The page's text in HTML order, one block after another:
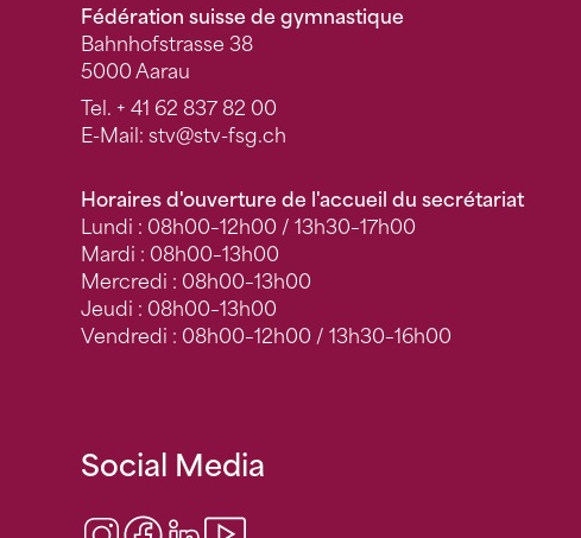
Fédération suisse de gymnastique
Bahnhofstrasse 38
5000 Aarau
Tel. + 41 62 837 82 00
E-Mail: stv@stv-fsg.ch
Horaires d'ouverture de l'accueil du secrétariat
Lundi : 08h00–12h00 / 13h30–17h00
Mardi : 08h00–13h00
Mercredi : 08h00–13h00
Jeudi : 08h00–13h00
Vendredi : 08h00–12h00 / 13h30–16h00
Social Media
Instagram
Facebook
LinkedIn